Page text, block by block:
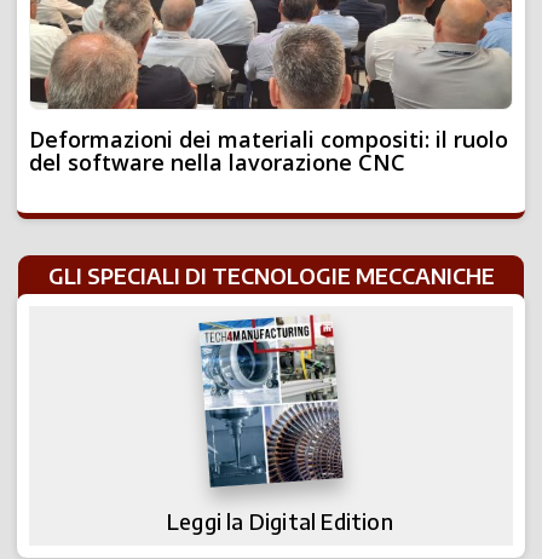
Deformazioni dei materiali compositi: il ruolo
del software nella lavorazione CNC
GLI SPECIALI DI TECNOLOGIE MECCANICHE
Leggi la Digital Edition